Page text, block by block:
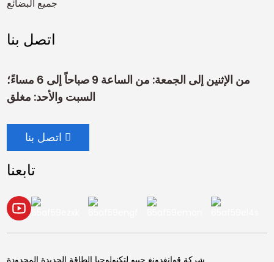
جميع البضائع
اتصل بنا
من الإثنين إلى الجمعة: من الساعة 9 صباحاً إلى 6 مساءً؛
السبت والأحد: مغلق
اتصل بنا
تابعنا
شركة قوانغدونغ جييو لتكنولوجيا الطاقة الجديدة المحدودة